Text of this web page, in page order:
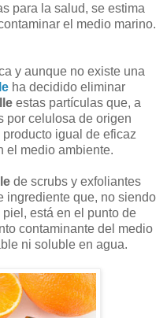
para la salud, se estima
el medio marino.
y aunque no existe una
ha decidido eliminar
estas partículas que, a
por celulosa de origen
igual de eficaz
el medio ambiente.
de scrubs y exfoliantes
ingrediente que, no siendo
está en el punto de
contaminante del medio
ni soluble en agua.